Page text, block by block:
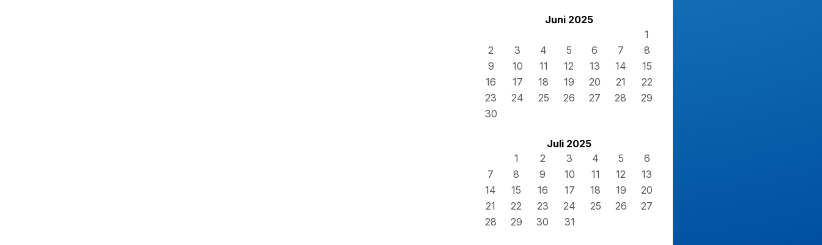
Juni 2025
1
2
3 4 5 6 7
8
9
10 11 12 13 14
15
16
17 18 19 20 21
22
23
24 25 26 27 28
29
30
Juli 2025
1
2 3 4 5
6
7
8 9 10 11 12
13
14
15 16 17 18 19
20
21
22 23 24 25 26
27
28
29 30 31